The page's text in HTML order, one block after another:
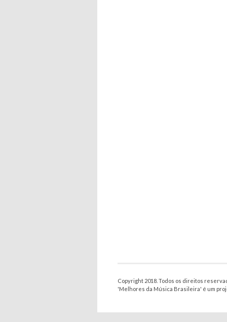
Copyright 2018. Todos os direitos
'Melhores da Música Brasileira' é um